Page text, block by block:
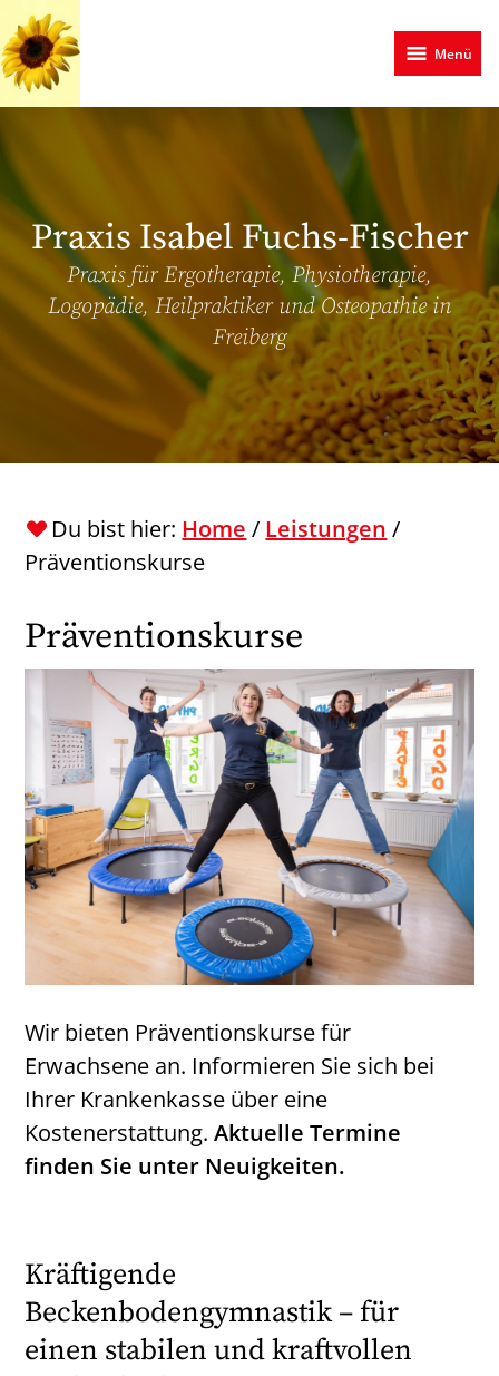
Zum
Hauptinhalt
springen
Menü
Praxis Isabel Fuchs-Fischer
Praxis für Ergotherapie, Physiotherapie,
Logopädie, Heilpraktiker und Osteopathie in
Freiberg
Du bist hier: Home / Leistungen /
Präventionskurse
Präventionskurse
Wir bieten Präventionskurse für
Erwachsene an. Informieren Sie sich bei
Ihrer Krankenkasse über eine
Kostenerstattung.Aktuelle Termine
finden Sie unter Neuigkeiten.
Kräftigende
Beckenbodengymnastik – für
einen stabilen und kraftvollen